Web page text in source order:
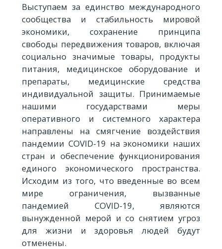
Выступаем за единство международного
сообщества и стабильность мировой
экономики, сохранение принципа
свободы передвижения товаров, включая
социально значимые товары, продукты
питания, медицинское оборудование и
препараты, медицинские средства
индивидуальной защиты. Принимаемые
нашими государствами меры
оперативного и системного характера
направлены на смягчение воздействия
пандемии COVID-19 на экономики наших
стран и обеспечение функционирования
единого экономического пространства.
Исходим из того, что введенные во всем
мире ограничения, вызванные
пандемией COVID-19, являются
вынужденной мерой и со снятием угроз
для жизни и здоровья людей будут
отменены.